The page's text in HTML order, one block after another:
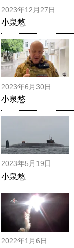
2023年12月27日
小泉悠
2023年6月30日
小泉悠
2023年5月19日
小泉悠
2022年1月6日